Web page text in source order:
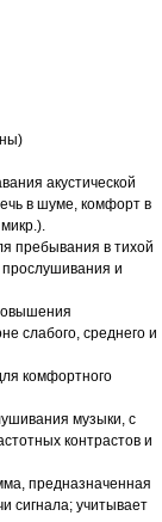
акустической
в шуме, комфорт в
пребывания в тихой
и
слабого, среднего и
комфортного
музыки, с
контрастов и
предназначенная
сигнала; учитывает